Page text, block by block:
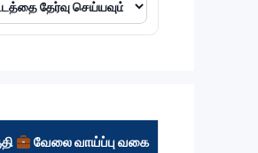
வேலை வாய்ப்பு வகை